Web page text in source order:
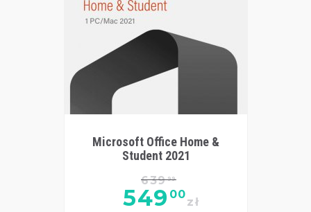
Microsoft Office Home &
Student 2021
63999
549 00
zł